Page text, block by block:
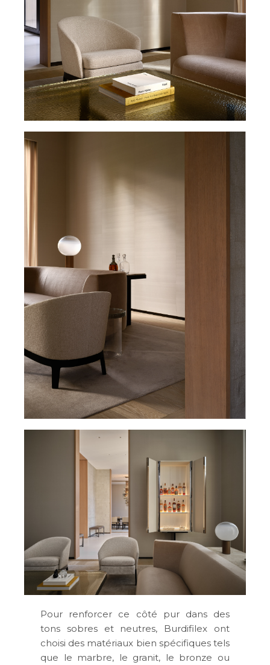
Pour renforcer ce côté pur dans des
tons sobres et neutres, Burdifilex ont
choisi des matériaux bien spécifiques tels
que le marbre, le granit, le bronze ou